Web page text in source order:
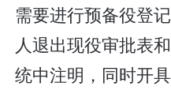
需要进行预备役登
人退出现役审批表
统中注明，同时开